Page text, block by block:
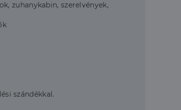
zuhanykabin, szerelvények,
szándékkal.